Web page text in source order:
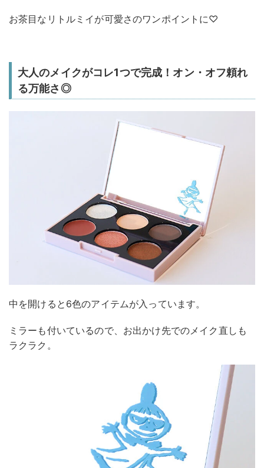
お茶目なリトルミイが可愛さのワンポイントに♡
大人のメイクがコレ1つで完成！オン・オフ頼れ
る万能さ◎
中を開けると6色のアイテムが入っています。
ミラーも付いているので、お出かけ先でのメイク直しも
ラクラク。